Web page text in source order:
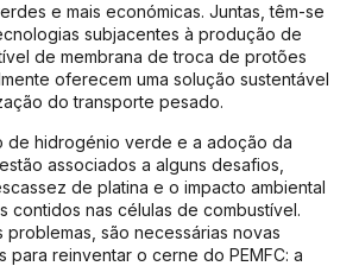
e mais económicas. Juntas, têm-se
subjacentes à produção de
de membrana de troca de protões
oferecem uma solução sustentável
do transporte pesado.
de hidrogénio verde e a adoção da
associados a alguns desafios,
de platina e o impacto ambiental
contidos nas células de combustível.
problemas, são necessárias novas
para reinventar o cerne do PEMFC: a